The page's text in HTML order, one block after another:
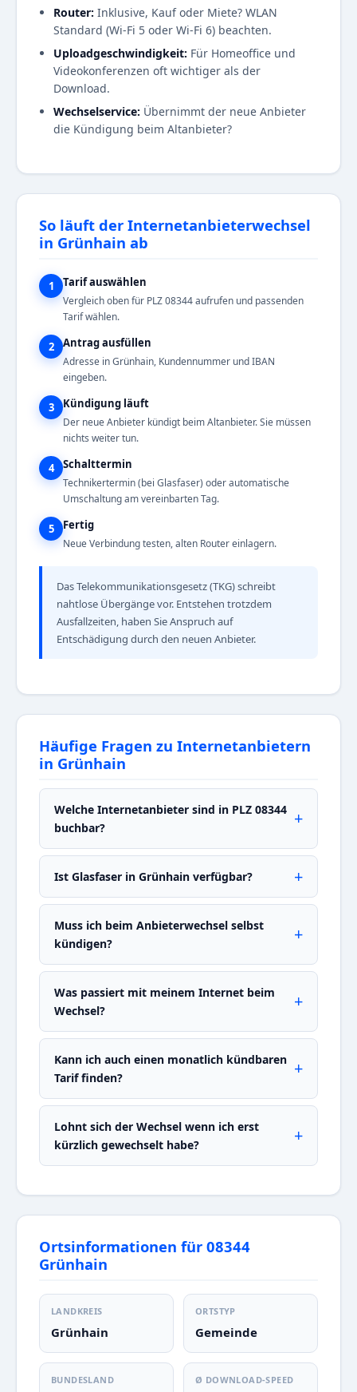
Router: Inklusive, Kauf oder Miete? WLAN
Standard (Wi-Fi 5 oder Wi-Fi 6) beachten.
Uploadgeschwindigkeit: Für Homeoffice und
Videokonferenzen oft wichtiger als der
Download.
Wechselservice: Übernimmt der neue Anbieter
die Kündigung beim Altanbieter?
So läuft der Internetanbieterwechsel
in Grünhain ab
1 Tarif auswählen
Vergleich oben für PLZ 08344 aufrufen und passenden
Tarif wählen.
2 Antrag ausfüllen
Adresse in Grünhain, Kundennummer und IBAN
eingeben.
3 Kündigung läuft
Der neue Anbieter kündigt beim Altanbieter. Sie müssen
nichts weiter tun.
4 Schalttermin
Technikertermin (bei Glasfaser) oder automatische
Umschaltung am vereinbarten Tag.
5 Fertig
Neue Verbindung testen, alten Router einlagern.
Das Telekommunikationsgesetz (TKG) schreibt
nahtlose Übergänge vor. Entstehen trotzdem
Ausfallzeiten, haben Sie Anspruch auf
Entschädigung durch den neuen Anbieter.
Häufige Fragen zu Internetanbietern
in Grünhain
Welche Internetanbieter sind in PLZ 08344
buchbar?
Ist Glasfaser in Grünhain verfügbar?
Muss ich beim Anbieterwechsel selbst
kündigen?
Was passiert mit meinem Internet beim
Wechsel?
Kann ich auch einen monatlich kündbaren
Tarif finden?
Lohnt sich der Wechsel wenn ich erst
kürzlich gewechselt habe?
Ortsinformationen für 08344
Grünhain
LANDKREIS
Grünhain
ORTSTYP
Gemeinde
BUNDESLAND Ø DOWNLOAD-SPEED